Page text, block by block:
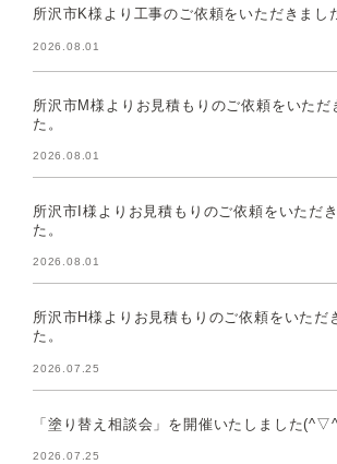
所沢市K様より工事のご依頼をいただきまし
2026.08.01
所沢市M様よりお見積もりのご依頼をいただ
た。
2026.08.01
所沢市I様よりお見積もりのご依頼をいただ
た。
2026.08.01
所沢市H様よりお見積もりのご依頼をいただ
た。
2026.07.25
「塗り替え相談会」を開催いたしました
2026.07.25